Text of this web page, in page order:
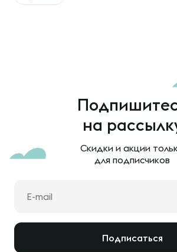
на
Скидки и акции
для подписчиков
Подписаться